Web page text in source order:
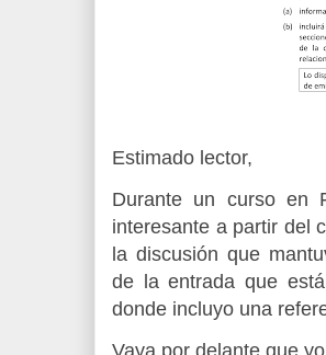
Estimado lector,
Durante un curso en
interesante a partir del
la discusión que
de la entrada que está
donde incluyo una
Vaya por delante que